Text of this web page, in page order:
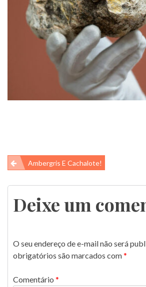
Navegação
de
Post
Ambergris E Cachalote!
Deixe um
O seu endereço de e-mail não será
obrigatórios são marcados com*
Comentário *